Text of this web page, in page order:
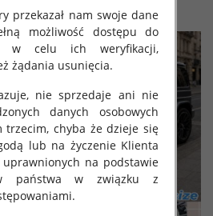
szczegóły
przekazał nam swoje dane
możliwość dostępu do
w celu ich weryfikacji,
żądania usunięcia.
nie sprzedaje ani nie
danych osobowych
trzecim, chyba że dzieje się
lub na życzenie Klienta
na podstawie
państwa w związku z